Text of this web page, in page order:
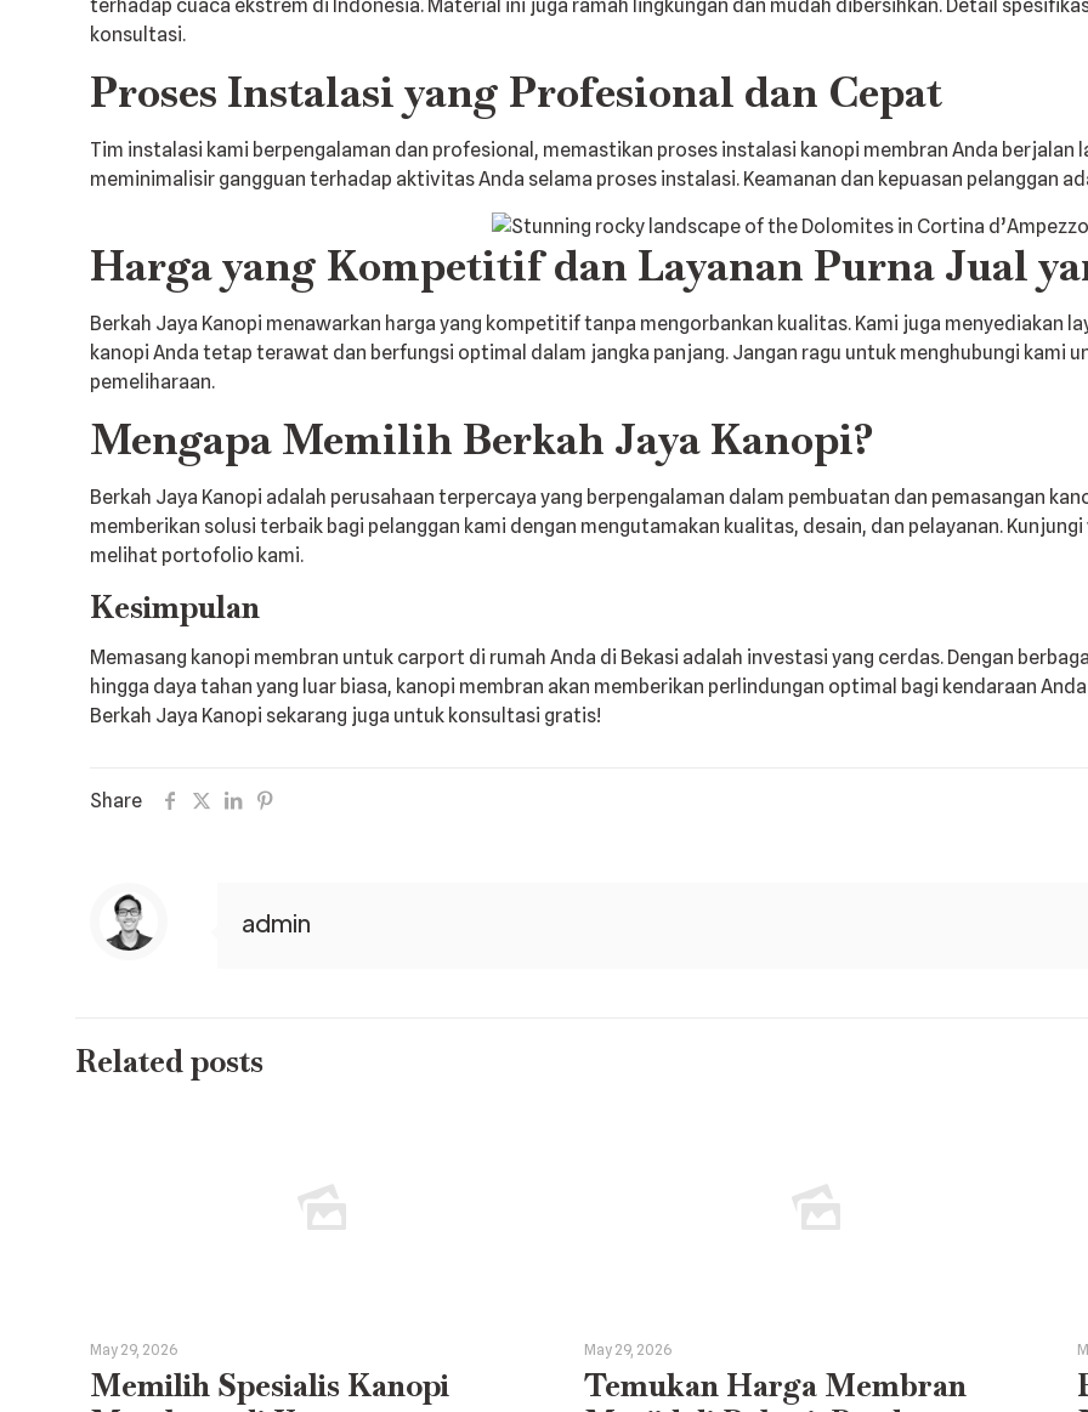
terhadap cuaca ekstrem di Indonesia. Material ini juga ramah lingkungan dan mudah dibersihkan. Detail
konsultasi.
Proses Instalasi yang Profesional dan Cepat
Tim instalasi kami berpengalaman dan profesional, memastikan proses instalasi kanopi membran Anda berjalan
meminimalisir gangguan terhadap aktivitas Anda selama proses instalasi. Keamanan dan kepuasan pelanggan
Harga yang Kompetitif dan Layanan Purna Jual
Berkah Jaya Kanopi menawarkan harga yang kompetitif tanpa mengorbankan kualitas. Kami juga menyediakan
kanopi Anda tetap terawat dan berfungsi optimal dalam jangka panjang. Jangan ragu untuk menghubungi kami
pemeliharaan.
Mengapa Memilih Berkah Jaya Kanopi?
Berkah Jaya Kanopi adalah perusahaan terpercaya yang berpengalaman dalam pembuatan dan pemasangan
memberikan solusi terbaik bagi pelanggan kami dengan mengutamakan kualitas, desain, dan pelayanan.
melihat portofolio kami.
Kesimpulan
Memasang kanopi membran untuk carport di rumah Anda di Bekasi adalah investasi yang cerdas. Dengan
hingga daya tahan yang luar biasa, kanopi membran akan memberikan perlindungan optimal bagi kendaraan
Berkah Jaya Kanopi sekarang juga untuk konsultasi gratis!
Share
admin
Related posts
May 29, 2026
Memilih Spesialis Kanopi
May 29, 2026
Temukan Harga Membran